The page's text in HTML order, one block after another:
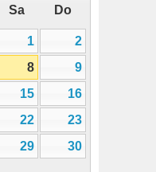
Sa Do
1
2
8
9
15
16
22
23
29
30